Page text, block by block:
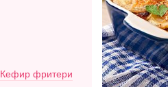
Кефир фритери